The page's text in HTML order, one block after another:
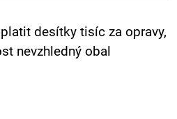
desítky tisíc za opravy,
nevzhledný obal